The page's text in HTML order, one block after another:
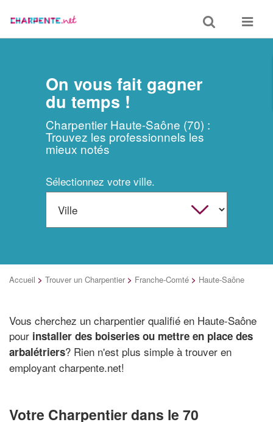
Toggle
search
Toggle
On vous fait gagner
du temps !
Charpentier Haute-Saône (70) :
Trouvez les professionnels les
mieux notés
Sélectionnez votre ville.
Accueil > Trouver un Charpentier > Franche-Comté > Haute-Saône
Vous cherchez un charpentier qualifié en Haute-Saône
pour installer des boiseries ou mettre en place des
arbalétriers? Rien n'est plus simple à trouver en
employant charpente.net!
Votre Charpentier dans le 70